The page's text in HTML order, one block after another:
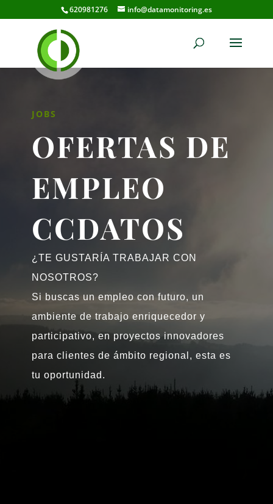
620981276 info@datamonitoring.es
JOBS
OFERTAS DE
EMPLEO
CCDATOS
¿TE GUSTARÍA TRABAJAR CON
NOSOTROS?
Si buscas un empleo con futuro, un
ambiente de trabajo enriquecedor y
participativo, en proyectos innovadores
para clientes de ámbito regional, esta es
tu oportunidad.